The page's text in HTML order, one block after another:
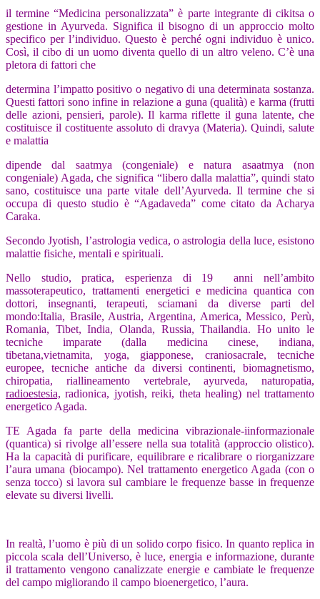
il termine “Medicina personalizzata” è parte integrante di cikitsa o
gestione in Ayurveda. Significa il bisogno di un approccio molto
specifico per l’individuo. Questo è perché ogni individuo è unico.
Così, il cibo di un uomo diventa quello di un altro veleno. C’è una
pletora di fattori che
determina l’impatto positivo o negativo di una determinata sostanza.
Questi fattori sono infine in relazione a guna (qualità) e karma (frutti
delle azioni, pensieri, parole). Il karma riflette il guna latente, che
costituisce il costituente assoluto di dravya (Materia). Quindi, salute
e malattia
dipende dal saatmya (congeniale) e natura asaatmya (non
congeniale) Agada, che significa “libero dalla malattia”, quindi stato
sano, costituisce una parte vitale dell’Ayurveda. Il termine che si
occupa di questo studio è “Agadaveda” come citato da Acharya
Caraka.
Secondo Jyotish, l’astrologia vedica, o astrologia della luce, esistono
malattie fisiche, mentali e spirituali.
Nello studio, pratica, esperienza di 19 anni nell’ambito
massoterapeutico, trattamenti energetici e medicina quantica con
dottori, insegnanti, terapeuti, sciamani da diverse parti del
mondo:Italia, Brasile, Austria, Argentina, America, Messico, Perù,
Romania, Tibet, India, Olanda, Russia, Thailandia. Ho unito le
tecniche imparate (dalla medicina cinese, indiana,
tibetana,vietnamita, yoga, giapponese, craniosacrale, tecniche
europee, tecniche antiche da diversi continenti, biomagnetismo,
chiropatia, riallineamento vertebrale, ayurveda, naturopatia,
radioestesia, radionica, jyotish, reiki, theta healing) nel trattamento
energetico Agada.
TE Agada fa parte della medicina vibrazionale-iinformazionale
(quantica) si rivolge all’essere nella sua totalità (approccio olistico).
Ha la capacità di purificare, equilibrare e ricalibrare o riorganizzare
l’aura umana (biocampo). Nel trattamento energetico Agada (con o
senza tocco) si lavora sul cambiare le frequenze basse in frequenze
elevate su diversi livelli.
In realtà, l’uomo è più di un solido corpo fisico. In quanto replica in
piccola scala dell’Universo, è luce, energia e informazione, durante
il trattamento vengono canalizzate energie e cambiate le frequenze
del campo migliorando il campo bioenergetico, l’aura.